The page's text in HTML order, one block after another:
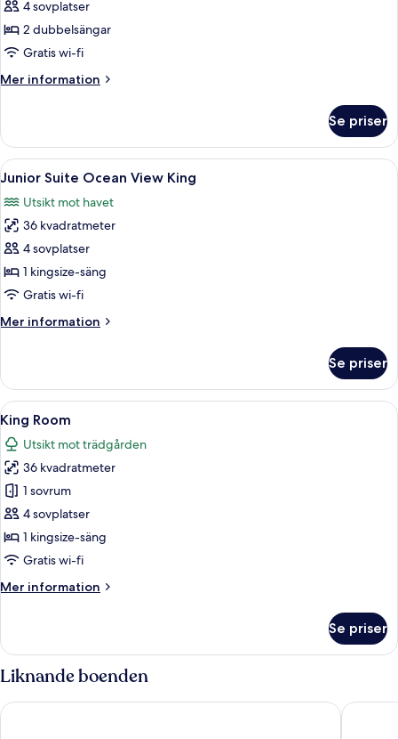
Double
Bed
4 sovplatser
2 dubbelsängar
Gratis wi-fi
Mer information
Mer
Double
Bed
Se priser
Öppna
alla
foton
för
Junior
Suite
Ocean
King
Sängtillbehör av högsta kvalitet och
4
Junior Suite Ocean View King
Utsikt mot havet
36 kvadratmeter
4 sovplatser
1 kingsize-säng
Gratis wi-fi
Mer information
Mer
Suite
Ocean
View
King
Se priser
Öppna
alla
foton
för
King
Room
Ett modernt hotellrum med en stor
3
King Room
Utsikt mot trädgården
36 kvadratmeter
1 sovrum
4 sovplatser
1 kingsize-säng
Gratis wi-fi
Mer information
Mer
Room
Se priser
Liknande boenden
Wyndham Grand Cancun All Inclusive Resort & Villas Oleo